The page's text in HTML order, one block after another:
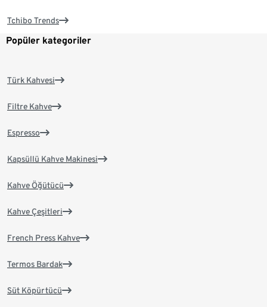
Tchibo Trends
Popüler kategoriler
Türk Kahvesi
Filtre Kahve
Espresso
Kapsüllü Kahve Makinesi
Kahve Öğütücü
Kahve Çeşitleri
French Press Kahve
Termos Bardak
Süt Köpürtücü